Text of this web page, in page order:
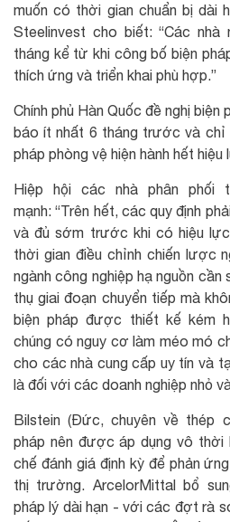
muốn có thời gian chuẩn bị dài
Steelinvest cho biết: “Các
tháng kể từ khi công bố biện
thích ứng và triển khai phù hợp.”
Chính phủ Hàn Quốc đề nghị
báo ít nhất 6 tháng trước và chỉ
pháp phòng vệ hiện hành hết hiệu
Hiệp hội các nhà phân phối
mạnh: “Trên hết, các quy định
và đủ sớm trước khi có hiệu
thời gian điều chỉnh chiến lược
ngành công nghiệp hạ nguồn
thụ giai đoạn chuyển tiếp mà
biện pháp được thiết kế kém
chúng có nguy cơ làm méo mó
cho các nhà cung cấp uy tín và
là đối với các doanh nghiệp nhỏ
Bilstein (Đức, chuyên về thép
pháp nên được áp dụng vô thời
chế đánh giá định kỳ để phản
thị trường. ArcelorMittal bổ
pháp lý dài hạn - với các đợt rà